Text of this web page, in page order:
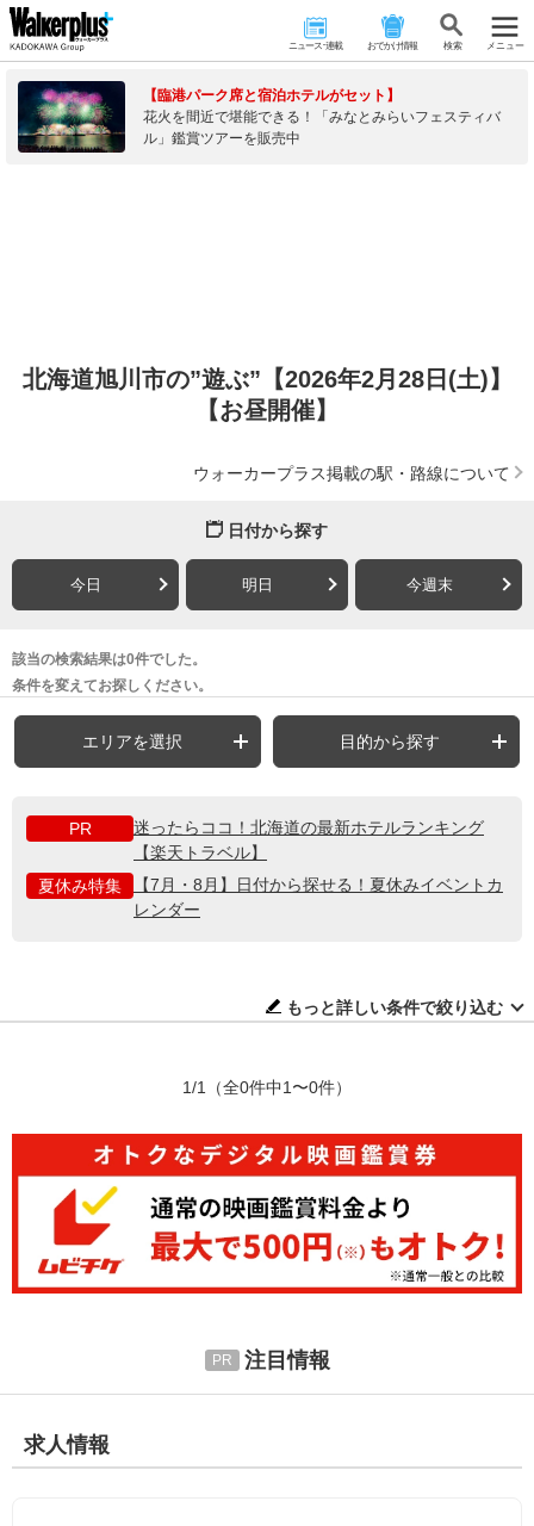
ニュース･連載 おでかけ情報 検 索 メニュー
【臨港パーク席と宿泊ホテルがセット】
花火を間近で堪能できる！「みなとみらいフェスティバ
ル」鑑賞ツアーを販売中
北海道旭川市の”遊ぶ”【2026年2月28日(土)】
【お昼開催】
ウォーカープラス掲載の駅・路線について
日付から探す
今日 明日 今週末
該当の検索結果は0件でした。
条件を変えてお探しください。
エリアを選択 目的から探す
PR
迷ったらココ！北海道の最新ホテルランキング
【楽天トラベル】
夏休み特集
【7月・8月】日付から探せる！夏休みイベントカ
レンダー
もっと詳しい条件で絞り込む
1/1 （全0件中1〜0件）
注目情報
求人情報